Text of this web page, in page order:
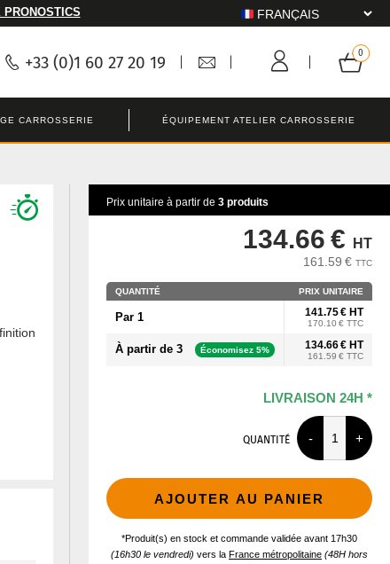
+33 (0)1 60 27 20 19
CARROSSERIE ÉQUIPEMENT ATELIER CARROSSERIE
Prix unitaire à partir de 3 produits
QUANTITÉ PRIX UNITAIRE
Par 1 141.75 € HT
170.10 € TTC
À partir de 3 Économisez 5% 134.66 € HT
161.59 € TTC
LIVRAISON 24H *
134.66 € HT
161.59 € TTC
QUANTITÉ
AJOUTER AU PANIER
*Produit(s) en stock et commande validée avant 17h30
(16h30 le vendredi) vers la France métropolitaine (48H hors